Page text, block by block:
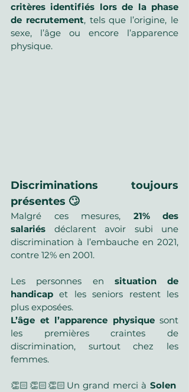
critères identifiés lors de la phase
de recrutement, tels que l’origine, le
sexe, l’âge ou encore l’apparence
physique.
Discriminations toujours
présentes 🙄
Malgré ces mesures, 21% des
salariés déclarent avoir subi une
discrimination à l’embauche en 2021,
contre 12% en 2001.
Les personnes en situation de
handicap et les seniors restent les
plus exposées.
L’âge et l’apparence physique sont
les premières craintes de
discrimination, surtout chez les
femmes.
👏🏻👏🏻👏🏻Un grand merci à Solen